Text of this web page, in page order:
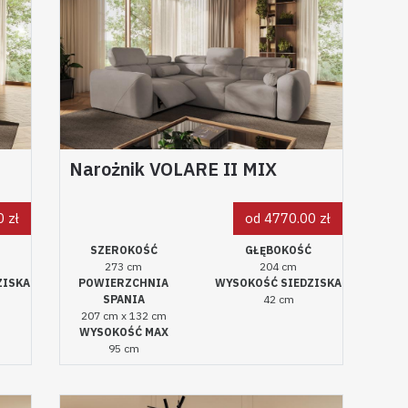
zł
Narożnik VOLARE II MIX
od 4770.00 zł
SZEROKOŚĆ
273 cm
GŁĘBOKOŚĆ
204 cm
POWIERZCHNIA
SPANIA
207 cm x 132 cm
WYSOKOŚĆ SIEDZISKA
42 cm
WYSOKOŚĆ MAX
95 cm